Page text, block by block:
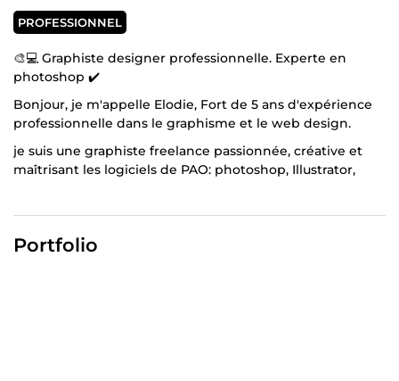
PROFESSIONNEL
🎨💻 Graphiste designer professionnelle. Experte en
photoshop ✔️
Bonjour, je m'appelle Elodie, Fort de 5 ans d'expérience
professionnelle dans le graphisme et le web design.
je suis une graphiste freelance passionnée, créative et
maîtrisant les logiciels de PAO: photoshop, Illustrator,
Avec mon diplôme en graphiste, j'ai pris la décision
audacieuse de créer ma propre auto-entreprise.
Portfolio